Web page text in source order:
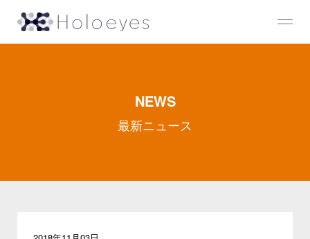
NEWS
最新ニュース